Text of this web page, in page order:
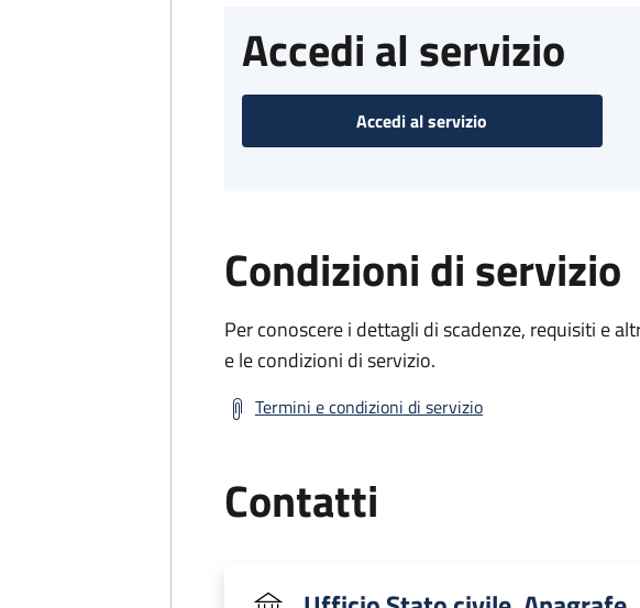
Accedi al servizio
Accedi al servizio
Condizioni di servizio
Per conoscere i dettagli di scadenze, requisiti e
e le condizioni di servizio.
Termini e condizioni di servizio
Contatti